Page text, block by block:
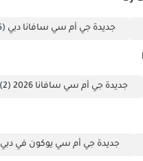
جديدة جي أم سي سافانا دبي (5)
جديدة جي أم سي سافانا 2026 (2)
جديدة جي أم سي يوكون في دبي